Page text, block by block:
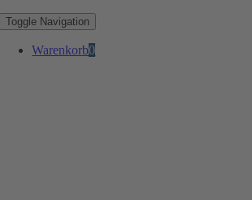
Toggle Navigation
Warenkorb0